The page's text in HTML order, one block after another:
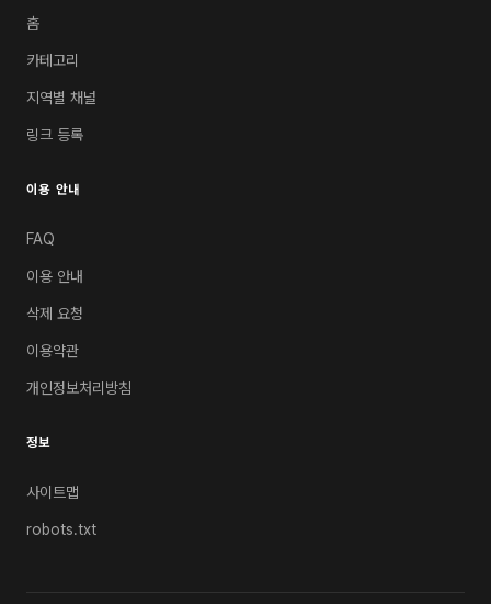
홈
카테고리
지역별 채널
링크 등록
이용 안내
FAQ
이용 안내
삭제 요청
이용약관
개인정보처리방침
정보
사이트맵
robots.txt